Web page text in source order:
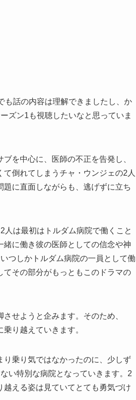
も話の内容は理解できましたし、か
ズン1も視聴したいなと思っていま
を中心に、医師の不正を告発し、
倒れてしまうチャ・ウンジェの2人
に直面しながらも、逃げずに立ち
は最初はトルダム病院で働くこと
に働き彼の医師としての信念や神
つしかトルダム病院の一員として働
てその部分がもっともこのドラマの
せようと企みます。そのため、
り越えていきます。
乗り気ではなかったのに、少しず
い特別な病院となっていきます。2
える姿は見ていてとても勇気づけ